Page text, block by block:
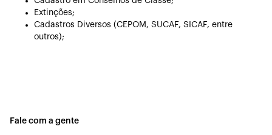
Extinções;
Cadastros Diversos (CEPOM, SUCAF, SICAF, entre
outros);
Fale com a gente